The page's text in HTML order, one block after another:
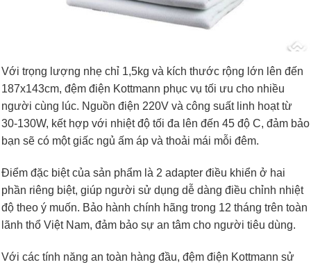
Với trọng lượng nhẹ chỉ 1,5kg và kích thước rộng lớn lên đến
187x143cm, đệm điện Kottmann phục vụ tối ưu cho nhiều
người cùng lúc. Nguồn điện 220V và công suất linh hoạt từ
30-130W, kết hợp với nhiệt độ tối đa lên đến 45 độ C, đảm bảo
bạn sẽ có một giấc ngủ ấm áp và thoải mái mỗi đêm.
Điểm đặc biệt của sản phẩm là 2 adapter điều khiển ở hai
phần riêng biệt, giúp người sử dụng dễ dàng điều chỉnh nhiệt
độ theo ý muốn. Bảo hành chính hãng trong 12 tháng trên toàn
lãnh thổ Việt Nam, đảm bảo sự an tâm cho người tiêu dùng.
Với các tính năng an toàn hàng đầu, đệm điện Kottmann sử